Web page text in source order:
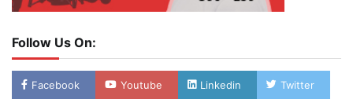
Follow Us On:
Facebook Youtube Linkedin Twitter